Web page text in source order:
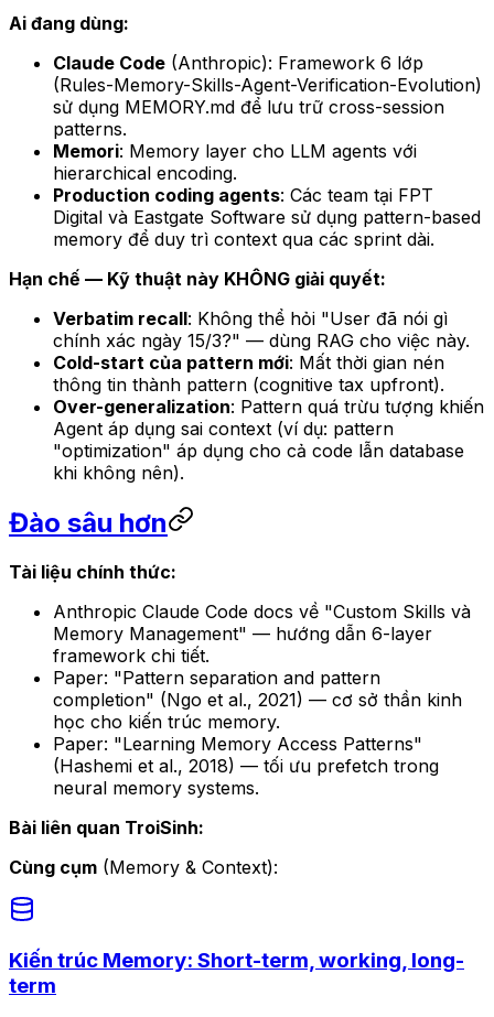
Ai đang dùng:
Claude Code (Anthropic): Framework 6 lớp
(Rules-Memory-Skills-Agent-Verification-Evolution)
sử dụng MEMORY.md để lưu trữ cross-session
patterns.
Memori: Memory layer cho LLM agents với
hierarchical encoding.
Production coding agents: Các team tại FPT
Digital và Eastgate Software sử dụng pattern-based
memory để duy trì context qua các sprint dài.
Hạn chế — Kỹ thuật này KHÔNG giải quyết:
Verbatim recall: Không thể hỏi "User đã nói gì
chính xác ngày 15/3?" — dùng RAG cho việc này.
Cold-start của pattern mới: Mất thời gian nén
thông tin thành pattern (cognitive tax upfront).
Over-generalization: Pattern quá trừu tượng khiến
Agent áp dụng sai context (ví dụ: pattern
"optimization" áp dụng cho cả code lẫn database
khi không nên).
Đào sâu hơn
Tài liệu chính thức:
Anthropic Claude Code docs về "Custom Skills và
Memory Management" — hướng dẫn 6-layer
framework chi tiết.
Paper: "Pattern separation and pattern
completion" (Ngo et al., 2021) — cơ sở thần kinh
học cho kiến trúc memory.
Paper: "Learning Memory Access Patterns"
(Hashemi et al., 2018) — tối ưu prefetch trong
neural memory systems.
Bài liên quan TroiSinh:
Cùng cụm (Memory & Context):
Kiến trúc Memory: Short-term, working, long-
term